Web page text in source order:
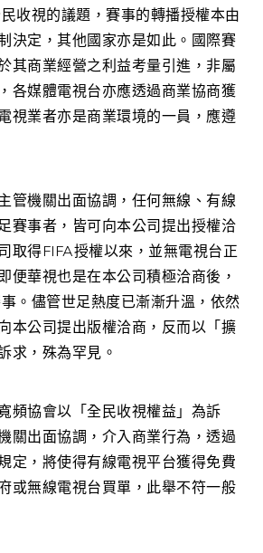
收視的議題，賽事的轉播授權本由
決定，其他國家亦是如此。國際賽
其商業經營之利益考量引進，非屬
各媒體電視台亦應透過商業協商獲
視業者亦是商業環境的一員，應遵
管機關出面協調，任何無線、有線
賽事者，皆可向本公司提出授權洽
取得FIFA授權以來，並無電視台正
便華視也是在本公司積極洽商後，
。儘管世足熱度已漸漸升溫，依然
本公司提出版權洽商，反而以「擴
求，殊為罕見。
頻協會以「全民收視權益」為訴
關出面協調，介入商業行為，透過
定，將使得有線電視平台獲得免費
或無線電視台買單，此舉不符一般